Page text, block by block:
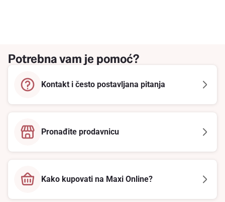
Potrebna vam je pomoć?
Kontakt i često postavljana pitanja
Pronađite prodavnicu
Kako kupovati na Maxi Online?